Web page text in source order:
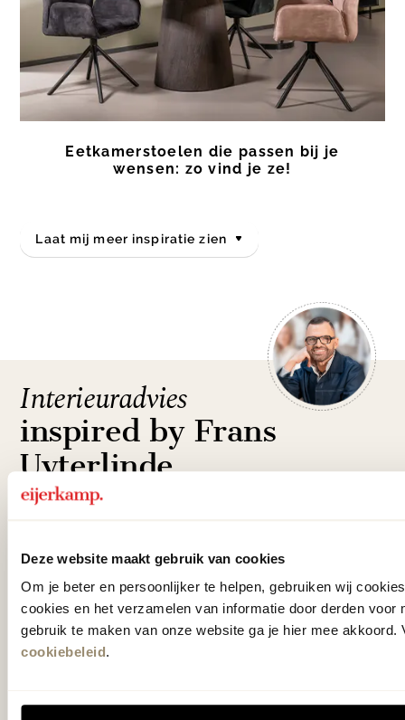
Deze website maakt gebruik van cookies
Om je beter en persoonlijker te helpen, gebruiken wij
cookies en het verzamelen van informatie door derden voor
gebruik te maken van onze website ga je hier mee akkoord.
cookiebeleid.
Eetkamerstoelen die passen bij je
wensen: zo vind je ze!
Laat mij meer inspiratie zien
Interieuradvies
inspired by Frans
Uyterlinde
interieuradvies. Waar ze samen jouw
droominterieur creëren.